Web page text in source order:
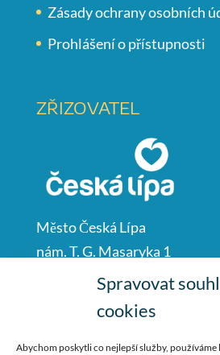
Spravovat
cookies
Abychom poskytli co nejlepší služby,
Zásady ochrany osobních
Prohlášení o přístupnosti
ZŘIZOVATEL
Město Česká Lípa
nám. T. G. Masaryka 1
Česká Lípa